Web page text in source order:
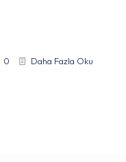
0 Daha Fazla Oku